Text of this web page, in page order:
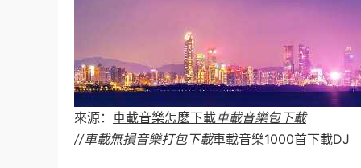
來源： 車載音樂怎麽下載車載音樂包下載
//車載無損音樂打包下載車載音樂1000首下載DJ